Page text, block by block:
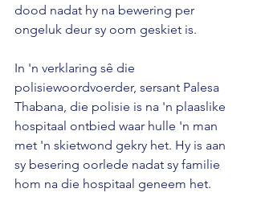
dood nadat hy na bewering per
ongeluk deur sy oom geskiet is.
In 'n verklaring sê die
polisiewoordvoerder, sersant Palesa
Thabana, die polisie is na 'n plaaslike
hospitaal ontbied waar hulle 'n man
met 'n skietwond gekry het. Hy is aan
sy besering oorlede nadat sy familie
hom na die hospitaal geneem het.